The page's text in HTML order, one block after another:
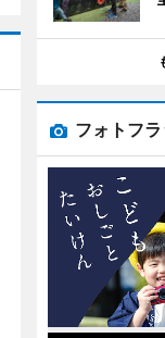
フォトフ